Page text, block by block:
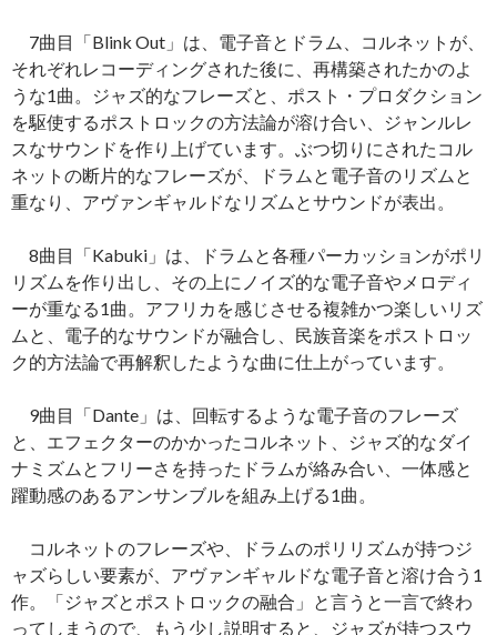
7曲目「Blink Out」は、電子音とドラム、コルネットが、
それぞれレコーディングされた後に、再構築されたかのよ
うな1曲。ジャズ的なフレーズと、ポスト・プロダクション
を駆使するポストロックの方法論が溶け合い、ジャンルレ
スなサウンドを作り上げています。ぶつ切りにされたコル
ネットの断片的なフレーズが、ドラムと電子音のリズムと
重なり、アヴァンギャルドなリズムとサウンドが表出。
8曲目「Kabuki」は、ドラムと各種パーカッションがポリ
リズムを作り出し、その上にノイズ的な電子音やメロディ
ーが重なる1曲。アフリカを感じさせる複雑かつ楽しいリズ
ムと、電子的なサウンドが融合し、民族音楽をポストロッ
ク的方法論で再解釈したような曲に仕上がっています。
9曲目「Dante」は、回転するような電子音のフレーズ
と、エフェクターのかかったコルネット、ジャズ的なダイ
ナミズムとフリーさを持ったドラムが絡み合い、一体感と
躍動感のあるアンサンブルを組み上げる1曲。
コルネットのフレーズや、ドラムのポリリズムが持つジ
ャズらしい要素が、アヴァンギャルドな電子音と溶け合う1
作。「ジャズとポストロックの融合」と言うと一言で終わ
ってしまうので、もう少し説明すると、ジャズが持つスウ